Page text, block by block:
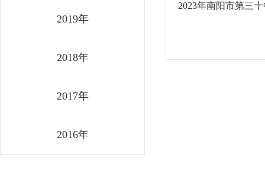
2019年
2018年
2017年
2016年
2023年南阳市第三